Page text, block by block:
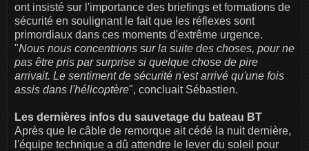
ont insisté sur l'importance des briefings et formations de
sécurité en soulignant le fait que les réflexes sont
primordiaux dans ces moments d'extrême urgence.
"Nous nous concentrions sur la suite des choses, pour ne
pas être pris par surprise si quelque chose de pire
arrivait. Le sentiment de sécurité n'est arrivé qu'une fois
assis dans l'hélicoptère", concluait Sébastien.
Les dernières infos du sauvetage du bateau BT
Après que le câble de remorque ait cédé la nuit dernière,
l'équipe technique a dû attendre le lever du soleil pour